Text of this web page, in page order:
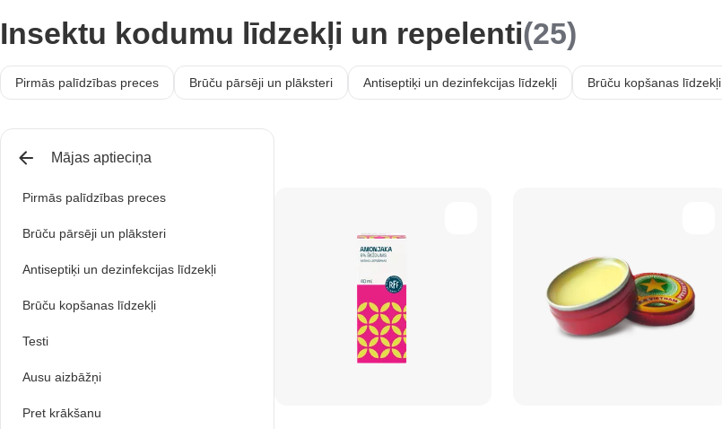
Insektu kodumu līdzekļi un repelenti(25)
Pirmās palīdzības preces Brūču pārsēji un plāksteri Antiseptiķi un dezinfekcijas līdzekļi Brūču kopšanas līdzekļi
Mājas aptieciņa
Pirmās palīdzības preces
Brūču pārsēji un plāksteri
Antiseptiķi un dezinfekcijas līdzekļi
Brūču kopšanas līdzekļi
Testi
Ausu aizbāžņi
Pret krākšanu